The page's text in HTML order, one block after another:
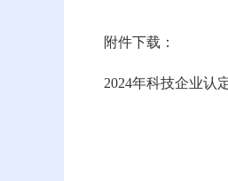
附件下载：
2024年科技企业认